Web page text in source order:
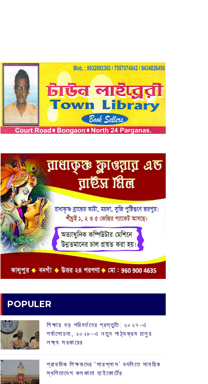
POPULER
শিক্ষায় বড় পরিবর্তনের প্রস্তুতি: ২০২৭-এ
পর্যালোচনা, ২০২৮-এ নতুন পাঠ্যক্রম চালুর
লক্ষ্য সরকারের
প্রাথমিক শিক্ষকদের ‘সারপ্লাস’ বদলিতে সাময়িক
স্থগিতাদেশ কলকাতা হাইকোর্টের